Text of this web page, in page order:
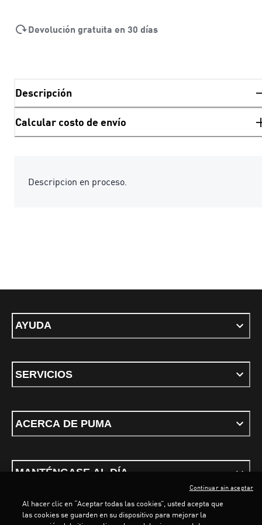
Devolución gratuita en 30 días
Descripción
Calcular costo de envío
Descripcion en proceso.
AYUDA
SERVICIOS
ACERCA DE PUMA
MANTÉNGASE AL DÍA
Al hacer clic en “Aceptar todas las cookies”, usted acepta que
las cookies se guarden en su dispositivo para mejorar la
Continuar sin aceptar